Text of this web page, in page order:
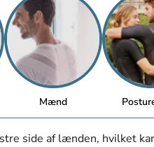
Mænd
side af lænden, hvilket